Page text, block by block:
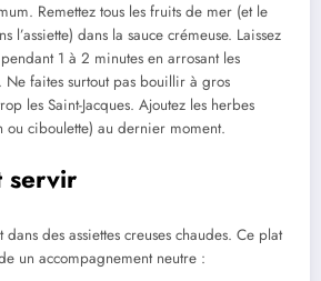
Remettez tous les fruits de mer (et le
l’assiette) dans la sauce crémeuse. Laissez
1 à 2 minutes en arrosant les
Ne faites surtout pas bouillir à gros
les Saint-Jacques. Ajoutez les herbes
ou ciboulette) au dernier moment.
servir
des assiettes creuses chaudes. Ce plat
un accompagnement neutre :